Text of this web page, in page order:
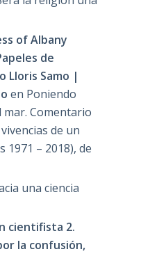
of Albany
de
Lloris Samo |
en Poniendo
mar. Comentario
de un
1971 – 2018), de
una ciencia
cientifista 2.
la confusión,